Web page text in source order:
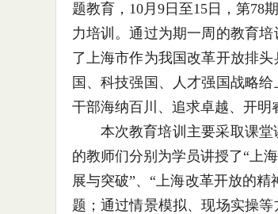
题教育，10月9日至15日，第78
力培训。通过为期一周的教育
了上海市作为我国改革开放排
国、科技强国、人才强国战略
干部海纳百川、追求卓越、开明
本次教育培训主要采取课
的教师们分别为学员讲授了“上
展与突破”、“上海改革开放的
题；通过情景模拟、现场实操